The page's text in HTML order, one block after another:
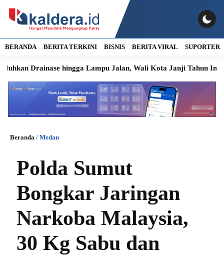
BERANDA BERITA TERKINI BISNIS BERITA VIRAL SUPORTER
Drainase hingga Lampu Jalan, Wali Kota Janji Tahun Ini
Beranda / Medan
Polda Sumut
Bongkar Jaringan
Narkoba Malaysia,
30 Kg Sabu dan